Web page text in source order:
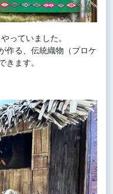
っていました。
作る、伝統織物（プロケ
きます。